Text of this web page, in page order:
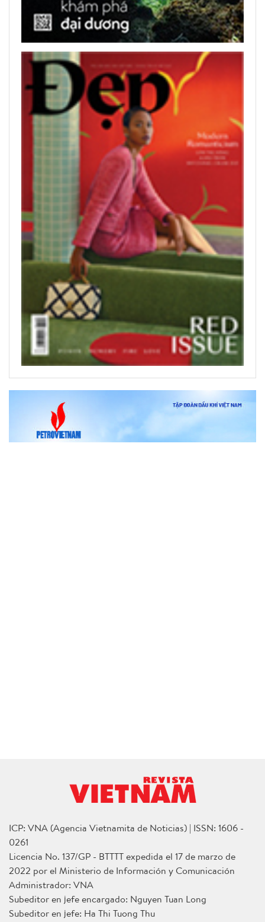
ICP: VNA (Agencia Vietnamita de Noticias) | ISSN: 1606 -
0261
Licencia No. 137/GP - BTTTT expedida el 17 de marzo de
2022 por el Ministerio de Información y Comunicación
Administrador: VNA
Subeditor en jefe encargado: Nguyen Tuan Long
Subeditor en jefe: Ha Thi Tuong Thu